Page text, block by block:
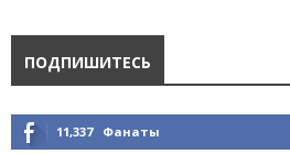
ПОДПИШИТЕСЬ
11,337 Фанаты